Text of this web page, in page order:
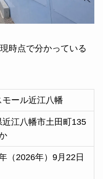
時点で分かっている
モール近江八幡
近江八幡市土田町135
（2026年）9月22日